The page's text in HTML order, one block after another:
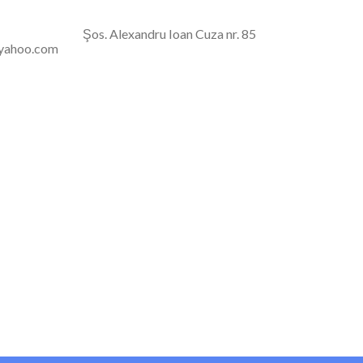
Domnesti
Şos. Alexandru Ioan Cuza nr. 85